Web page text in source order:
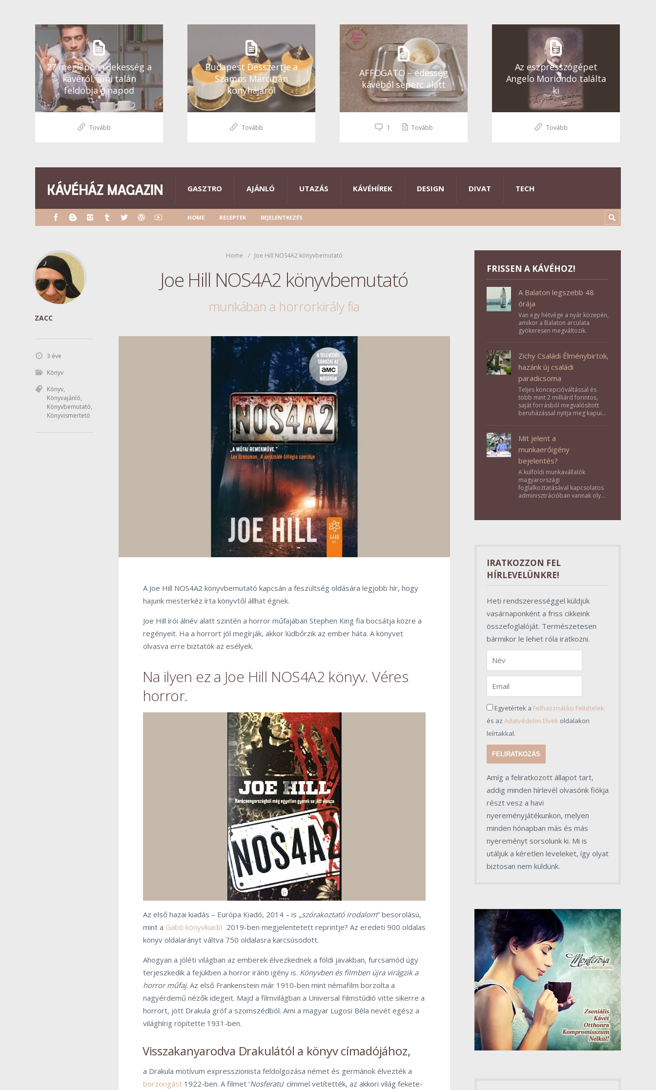
27 meglepő érdekesség a
kávéról, ami talán
feldobja a napod
Tovább
Budapest Desszertje a
Szamos Marcipán
konyhájáról
Tovább
AFFOGATO – édesség
kávéból seperc alatt
1 Tovább
Az eszpresszógépet
Angelo Moriondo találta
ki
Tovább
GASZTRO AJÁNLÓ UTAZÁS KÁVÉHÍREK DESIGN DIVAT TECH
HOME RECEPTEK BEJELENTKEZÉS
Home Joe Hill NOS4A2 könyvbemutató
Joe Hill NOS4A2 könyvbemutató
munkában a horrorkirály fia
A Joe Hill NOS4A2 könyvbemutató kapcsán a feszültség oldására legjobb hír, hogy
hajunk mesterkéz írta könyvtől állhat égnek.
Joe Hill írói álnév alatt szintén a horror műfajában Stephen King fia bocsátja közre a
regényeit. Ha a horrort jól megírják, akkor lúdbőrzik az ember háta. A könyvet
olvasva erre biztatók az esélyek.
Na ilyen ez a Joe Hill NOS4A2 könyv. Véres
horror.
Az első hazai kiadás – Európa Kiadó, 2014 – is „szórakoztató irodalom” besorolású,
mint a Gabó könyvkiadó 2019-ben megjelentetett reprintje? Az eredeti 900 oldalas
könyv oldalarányt váltva 750 oldalasra karcsúsodott.
Ahogyan a jóléti világban az emberek élvezkednek a földi javakban, furcsamód úgy
terjeszkedik a fejükben a horror iránti igény is. Könyvben és filmben újra virágzik a
horror műfaj. Az első Frankenstein már 1910-ben mint némafilm borzolta a
nagyérdemű nézők idegeit. Majd a filmvilágban a Universal Filmstúdió vitte sikerre a
horrort, jött Drakula gróf a szomszédból. Ami a magyar Lugosi Béla nevét egész a
világhírig röpítette 1931-ben.
Visszakanyarodva Drakulától a könyv címadójához,
a Drakula motívum expresszionista feldolgozása német és germánok élvezték a
borzongást 1922-ben. A filmet ’Nosferatu’ címmel vetítették, az akkori világ fekete-
ZACC
3 éve
Könyv
Könyv,
Könyvajánló,
Könyvbemutató,
Könyvismertető
FRISSEN A KÁVÉHOZ!
A Balaton legszebb 48
órája
Van egy hétvége a nyár közepén,
amikor a Balaton arculata
gyökeresen megváltozik.
Zichy Családi Élménybirtok,
hazánk új családi
paradicsoma
Teljes koncepcióváltással és
több mint 2 milliárd forintos,
saját forrásból megvalósított
beruházással nyitja meg kapuit a
Élménybirtok a mai napon.
Mit jelent a
munkaerőigény
bejelentés?
A külföldi munkavállalók
magyarországi
foglalkoztatásával kapcsolatos
adminisztrációban vannak olyan
valójában azonban
IRATKOZZON FEL
HÍRLEVELÜNKRE!
Heti rendszerességgel küldjük
vasárnaponként a friss cikkeink
összefoglalóját. Természetesen
bármikor le lehet róla iratkozni.
Egyetértek a Felhasználási Feltételek
és az Adatvédelmi Elvek oldalakon
leírtakkal.
FELIRATKOZÁS
Amíg a feliratkozott állapot tart,
addig minden hírlevél olvasónk fiókja
részt vesz a havi
nyereményjátékunkon, melyen
minden hónapban más és más
nyereményt sorsolunk ki. Mi is
utáljuk a kéretlen leveleket, így olyat
biztosan nem küldünk.